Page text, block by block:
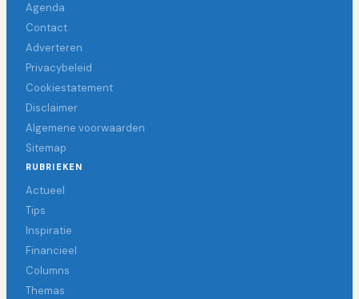
Agenda
Contact
Adverteren
Privacybeleid
Cookiestatement
Disclaimer
Algemene voorwaarden
Sitemap
RUBRIEKEN
Actueel
Tips
Inspiratie
Financieel
Columns
Themas